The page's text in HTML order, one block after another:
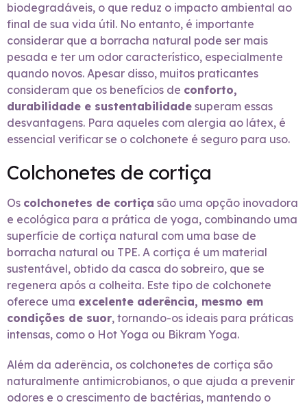
biodegradáveis, o que reduz o impacto ambiental ao
final de sua vida útil. No entanto, é importante
considerar que a borracha natural pode ser mais
pesada e ter um odor característico, especialmente
quando novos. Apesar disso, muitos praticantes
consideram que os benefícios de conforto,
durabilidade e sustentabilidade superam essas
desvantagens. Para aqueles com alergia ao látex, é
essencial verificar se o colchonete é seguro para uso.
Colchonetes de cortiça
Os colchonetes de cortiça são uma opção inovadora
e ecológica para a prática de yoga, combinando uma
superfície de cortiça natural com uma base de
borracha natural ou TPE. A cortiça é um material
sustentável, obtido da casca do sobreiro, que se
regenera após a colheita. Este tipo de colchonete
oferece uma excelente aderência, mesmo em
condições de suor, tornando-os ideais para práticas
intensas, como o Hot Yoga ou Bikram Yoga.
Além da aderência, os colchonetes de cortiça são
naturalmente antimicrobianos, o que ajuda a prevenir
odores e o crescimento de bactérias, mantendo o